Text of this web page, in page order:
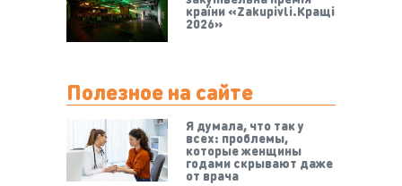
країни «Zakupivli.Кращі
2026»
Полезное на сайте
Я думала, что так у
всех: проблемы,
которые женщины
годами скрывают даже
от врача